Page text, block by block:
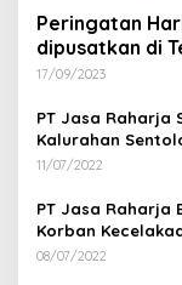
Peringatan
dipusatkan di
17/09/2023
PT Jasa Raharja
Kalurahan
11/07/2022
PT Jasa Raharja
Korban
08/07/2022